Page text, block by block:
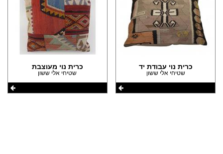
כרית נוי עבודת יד
שטיחי אלי ששון
כרית נוי מעוצבת
שטיחי אלי ששון
הצהרת נגישות